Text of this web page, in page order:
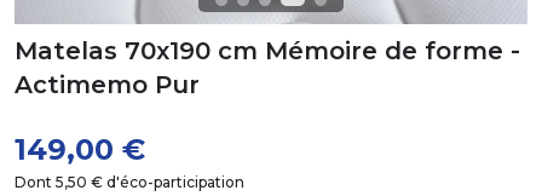
Matelas 70x190 cm Mémoire de forme -
Actimemo Pur
149,00 €
Dont 5,50 € d'éco-participation